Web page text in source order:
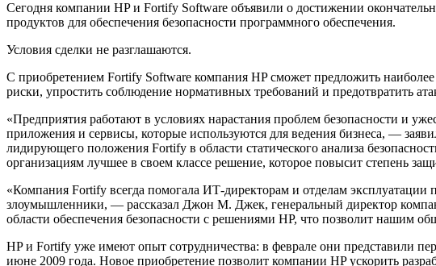
Сегодня компании HP и Fortify Software объявили о достижении
продуктов для обеспечения безопасности программного обеспечения.
Условия сделки не разглашаются.
С приобретением Fortify Software компания HP сможет предложить
риски, упростить соблюдение нормативных требований и предотвратить
«Предприятия работают в условиях нарастания проблем безопасности и
приложения и сервисы, которые используются для ведения бизнеса, —
лидирующего положения Fortify в области статического анализа
организациям лучшее в своем классе решение, которое повысит степень
«Компания Fortify всегда помогала ИТ-директорам и отделам эксплуатации
злоумышленники, — рассказал Джон М. Джек, генеральный директор
области обеспечения безопасности с решениями HP, что позволит нашим
HP и Fortify уже имеют опыт сотрудничества: в феврале они представили
июне 2009 года. Новое приобретение позволит компании HP ускорить